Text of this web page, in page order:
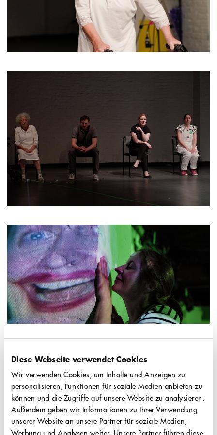
Diese Webseite verwendet Cookies
Wir verwenden Cookies, um Inhalte und Anzeigen zu
personalisieren, Funktionen für soziale Medien anbieten zu
können und die Zugriffe auf unsere Website zu analysieren.
Außerdem geben wir Informationen zu Ihrer Verwendung
unserer Website an unsere Partner für soziale Medien,
Werbung und Analysen weiter. Unsere Partner führen diese
Möwe“, einstmals Arbeiterkneipe und
Kulturzentrum, konkurriert. In der
hyperwoken Svenja haust „der Don“, ihr
hässliches Alter Ego, das Unterschichtler,
Nora Abdel-Maksoud macht aus ihrer
Empörung über gesellschaftliche
Verhältnisse böse Komödien. Als eine neue
Form des Volkstheaters werden diese
mitunter bezeichnet, und damit ist sie sehr
einverstanden. „Ich mag das Wort
Entstaubt bedeute es nämlich ein Theater,
„das Geschichten erzählen will, das
nahbar und inklusiv ist.“
Infos zur Barrierefreiheit
Beim Zugang zur Erdgeschoss-Bühne, auf
der diese Vorstellung stattfindet, sind einige
Stufen zu überwinden. Daher ist der
nicht barrierefrei.
Die Inszenierung ist für die
Hörunterstützungmit dem Sennheiser
MobileConnect-System eingerichtet.
Sie haben Fragen zu Ihrem Theaterbesuch?